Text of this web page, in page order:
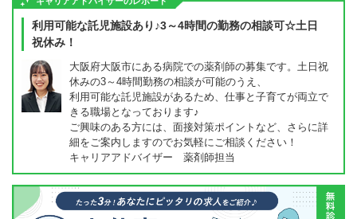
利用可能な託児施設あり♪3～4時間の勤務の相談可☆土日
祝休み！
大阪府大阪市にある病院での薬剤師の募集です。土日祝
休みの3～4時間勤務の相談が可能のうえ、
利用可能な託児施設があるため、仕事と子育てが両立で
きる職場となっております♪
ご興味のある方には、面接対策ポイントなど、さらに詳
細をご案内しますのでお気軽にご相談ください！
キャリアアドバイザー 薬剤師担当